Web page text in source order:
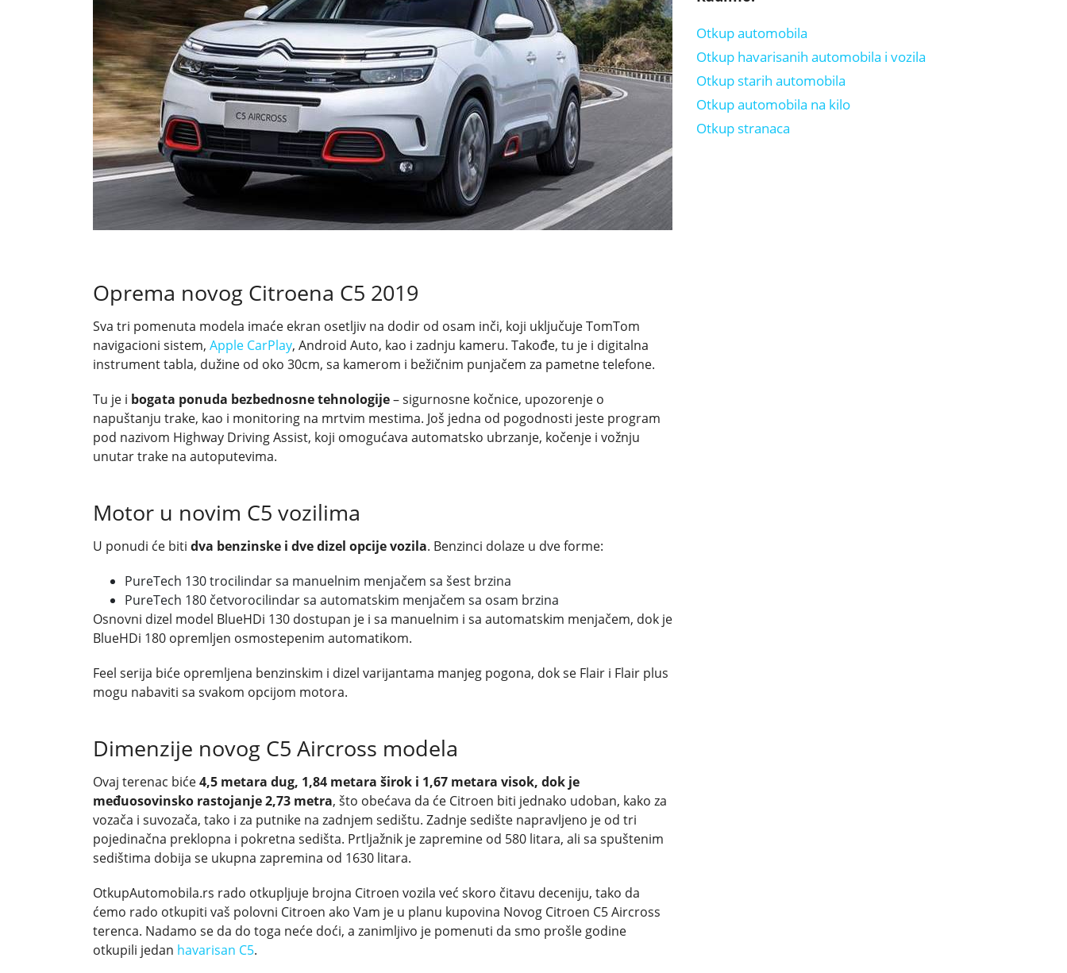
Oprema novog Citroena C5 2019
Sva tri pomenuta modela imaće ekran osetljiv na dodir od osam inči, koji uključuje TomTom
navigacioni sistem, Apple CarPlay, Android Auto, kao i zadnju kameru. Takođe, tu je i digitalna
instrument tabla, dužine od oko 30cm, sa kamerom i bežičnim punjačem za pametne telefone.
Tu je i bogata ponuda bezbednosne tehnologije– sigurnosne kočnice, upozorenje o
napuštanju trake, kao i monitoring na mrtvim mestima. Još jedna od pogodnosti jeste program
pod nazivom Highway Driving Assist, koji omogućava automatsko ubrzanje, kočenje i vožnju
unutar trake na autoputevima.
Motor u novim C5 vozilima
U ponudi će biti dva benzinske i dve dizel opcije vozila. Benzinci dolaze u dve forme:
PureTech 130 trocilindar sa manuelnim menjačem sa šest brzina
PureTech 180 četvorocilindar sa automatskim menjačem sa osam brzina
Osnovni dizel model BlueHDi 130 dostupan je i sa manuelnim i sa automatskim menjačem, dok je
BlueHDi 180 opremljen osmostepenim automatikom.
Feel serija biće opremljena benzinskim i dizel varijantama manjeg pogona, dok se Flair i Flair plus
mogu nabaviti sa svakom opcijom motora.
Dimenzije novog C5 Aircross modela
Ovaj terenac biće4,5 metara dug, 1,84 metara širok i 1,67 metara visok, dok je
međuosovinsko rastojanje 2,73 metra, što obećava da će Citroen biti jednako udoban, kako za
vozača i suvozača, tako i za putnike na zadnjem sedištu. Zadnje sedište napravljeno je od tri
pojedinačna preklopna i pokretna sedišta. Prtljažnik je zapremine od 580 litara, ali sa spuštenim
sedištima dobija se ukupna zapremina od 1630 litara.
OtkupAutomobila.rs rado otkupljuje brojna Citroen vozila već skoro čitavu deceniju, tako da
ćemo rado otkupiti vaš polovni Citroen ako Vam je u planu kupovina Novog Citroen C5 Aircross
terenca. Nadamo se da do toga neće doći, a zanimljivo je pomenuti da smo prošle godine
otkupili jedan havarisan C5.
Otkup automobila
Otkup havarisanih automobila i vozila
Otkup starih automobila
Otkup automobila na kilo
Otkup stranaca